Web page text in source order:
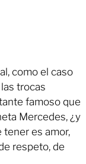
como el caso
trocas
famoso que
Mercedes, ¿y
tener es amor,
respeto, de